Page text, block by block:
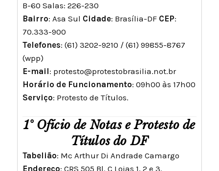
B-60 Salas: 226-230
Bairro: Asa Sul Cidade: Brasília-DF CEP:
70.333-900
Telefones: (61) 3202-9210 / (61) 99855-8767
(wpp)
E-mail: protesto@protestobrasilia.not.br
Horário de Funcionamento: 09h00 às 17h00
Serviço: Protesto de Títulos.
1° Ofício de Notas e Protesto de
Títulos do DF
Tabelião: Mc Arthur Di Andrade Camargo
Endereço: CRS 505 Bl. C Lojas 1, 2 e 3.